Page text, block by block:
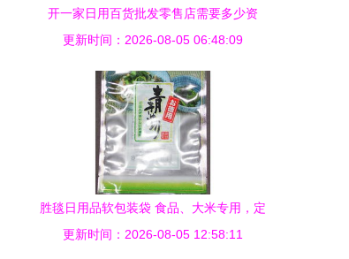
开一家日用百货批发零售店需要多少资
金？详细预算分析
更新时间：2026-08-05 06:48:09
胜毯日用品软包装袋 食品、大米专用，定
制规格厂家直销
更新时间：2026-08-05 12:58:11